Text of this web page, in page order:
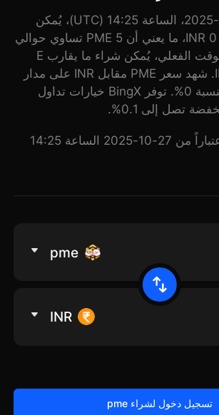
اعتباراً من 27-10-2025، الساعة 14:25 (UTC)، يُمكن
تبديل 1 PME إلى 0 INR، ما يعني أن 5 PME تساوي حوالي
0 INR. وبأسعار الوقت الفعلي، يُمكن شراء ما يقارب E
PME مقابل 1 INR. شهد سعر PME مقابل INR على مدار
24 ساعة ارتفاع بنسبة 0%. توفر BingX خيارات تداول
تصل إلى 0.1%.
آخر تحديث اعتباراً من 27-10-2025 الساعة 14:25
pme
INR
تسجيل دخول لشراء pme